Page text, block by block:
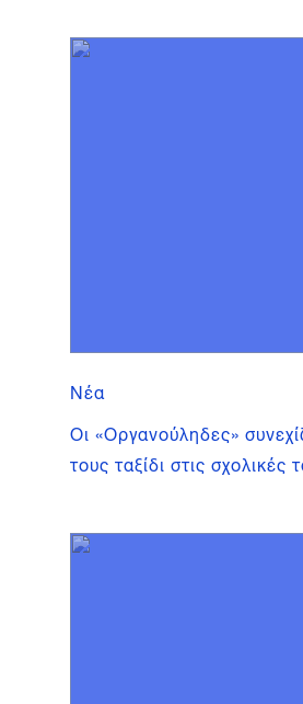
Νέα
Οι «Οργανούληδες»
τους ταξίδι στις